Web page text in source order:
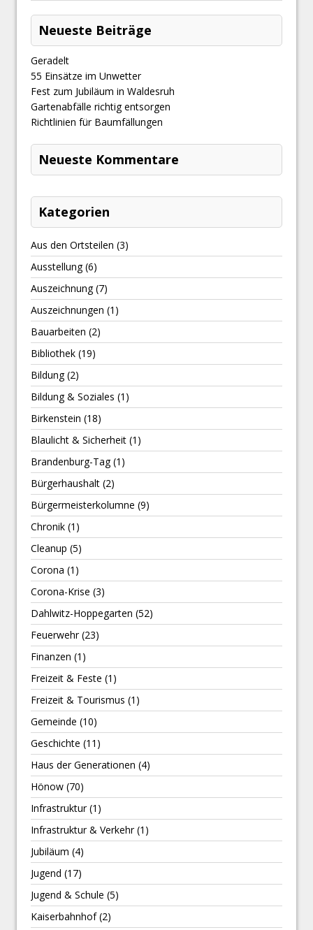
Neueste Beiträge
Geradelt
​55 Einsätze im Unwetter
Fest zum Jubiläum in Waldesruh
Gartenabfälle richtig entsorgen
Richtlinien für Baumfällungen
Neueste Kommentare
Kategorien
Aus den Ortsteilen (3)
Ausstellung(6)
Auszeichnung(7)
Auszeichnungen (1)
Bauarbeiten (2)
Bibliothek (19)
Bildung(2)
Bildung & Soziales (1)
Birkenstein (18)
Blaulicht & Sicherheit (1)
Brandenburg-Tag(1)
Bürgerhaushalt (2)
Bürgermeisterkolumne (9)
Chronik (1)
Cleanup (5)
Corona (1)
Corona-Krise (3)
Dahlwitz-Hoppegarten (52)
Feuerwehr(23)
Finanzen (1)
Freizeit & Feste (1)
Freizeit & Tourismus (1)
Gemeinde (10)
Geschichte (11)
Haus der Generationen (4)
Hönow (70)
Infrastruktur(1)
Infrastruktur & Verkehr(1)
Jubiläum (4)
Jugend (17)
Jugend & Schule (5)
Kaiserbahnhof(2)